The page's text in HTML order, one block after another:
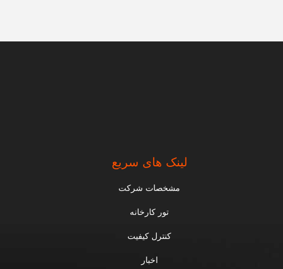
لینک های سریع
مشخصات شرکت
تور کارخانه
کنترل کیفیت
اخبار